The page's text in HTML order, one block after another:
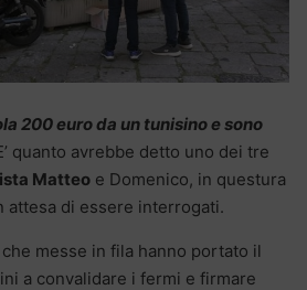
200 euro da un tunisino e sono
quanto avrebbe detto uno dei tre
Matteo e Domenico, in questura
attesa di essere interrogati.
messe in fila hanno portato il
a convalidare i fermi e firmare